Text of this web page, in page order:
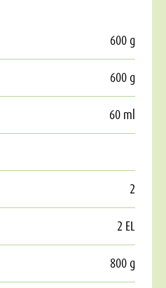
600 g
600 g
60 ml
2
2 EL
800 g